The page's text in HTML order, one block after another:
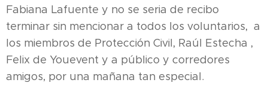
Fabiana Lafuente y no se seria de recibo
terminar sin mencionar a todos los voluntarios, a
los miembros de Protección Civil, Raúl Estecha ,
Felix de Youevent y a público y corredores
amigos, por una mañana tan especial.